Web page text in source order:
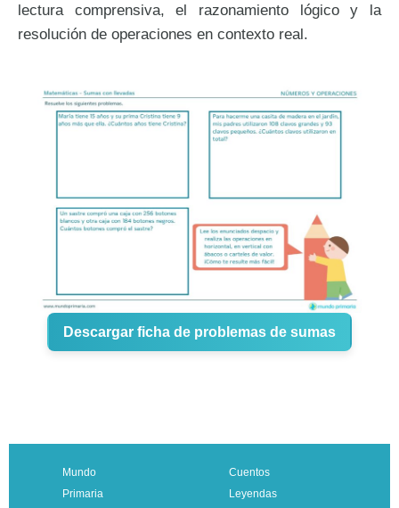
lectura comprensiva, el razonamiento lógico y la
resolución de operaciones en contexto real.
Descargar ficha de problemas de sumas
Mundo
Primaria
Cuentos
Leyendas